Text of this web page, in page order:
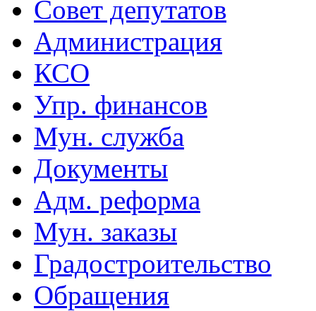
Совет депутатов
Администрация
КСО
Упр. финансов
Мун. служба
Документы
Адм. реформа
Мун. заказы
Градостроительство
Обращения